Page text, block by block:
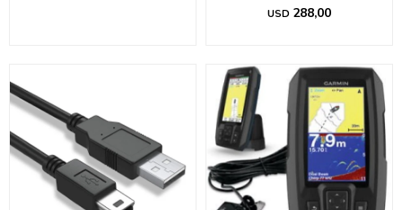
USD 288,00